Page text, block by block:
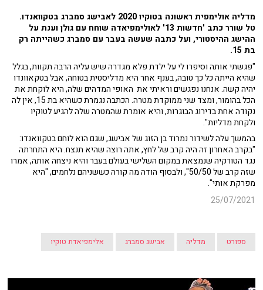
מדליה אולימפית ראשונה בטוקיו 2020 לאבישג סמברג בטקוואנדו.
טל שורר כתב 'חדשות 13' לאולימפיאדה שוחח עם גולן וענת על
ההישג ההיסטורי, ועל כתבה שעשה בעבר עם סמברג כשהייתה רק
בת 15.
"פגשתי אותה וסיפרו לי על ילדת פלא מגדרה שיש עליה הרבה תקוות, בגלל
שהיא הייתה כל כך טובה, בענף אחר היא מדליסטית בטוחה, אבל בטקאוונדו
יהיה קשה. אנחנו נפגשים וראיתי את האופי המדהים שלה, היא לוקחת את
הכל בהומור, ומצד שני ממוקדת מטרה. הכתבה נגמרת כשהיא בת 15, אין לה
נקודה אחת בדירוג הבוגרות, והיא אומרת שהמטרה שלה להגיע לטוקיו
ולקחת מדליות".
בהמשך עלה לשידור נמרוד בן הזוג של אבישג, שגם הוא לוחם בטקוואנדו:
"בקרב האחרון זה היה קרב של לחץ, אתה רוצה שהיא תנצח. היא התחרתה
נגד הטורקיה שנמצאת במקום השלישי בעולם בעבר והיא ניצחה אותה, אמרו
שזה קרב של 50/50", ולבסוף הודה מה קורה כששניהם נלחמים, "היא
מפרקת אותי".
25/07/2021
ספורט מדליה אבישג סמברג אלימפיאדת טוקיו